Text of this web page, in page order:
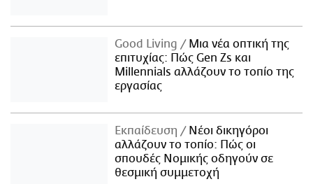
Good Living
Μια νέα οπτική της
επιτυχίας: Πώς Gen Zs και
Millennials αλλάζουν το τοπίο της
εργασίας
Εκπαίδευση
Νέοι δικηγόροι
αλλάζουν το τοπίο: Πώς οι
σπουδές Νομικής οδηγούν σε
θεσμική συμμετοχή